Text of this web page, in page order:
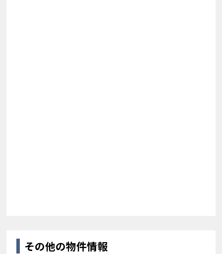
その他の物件情報